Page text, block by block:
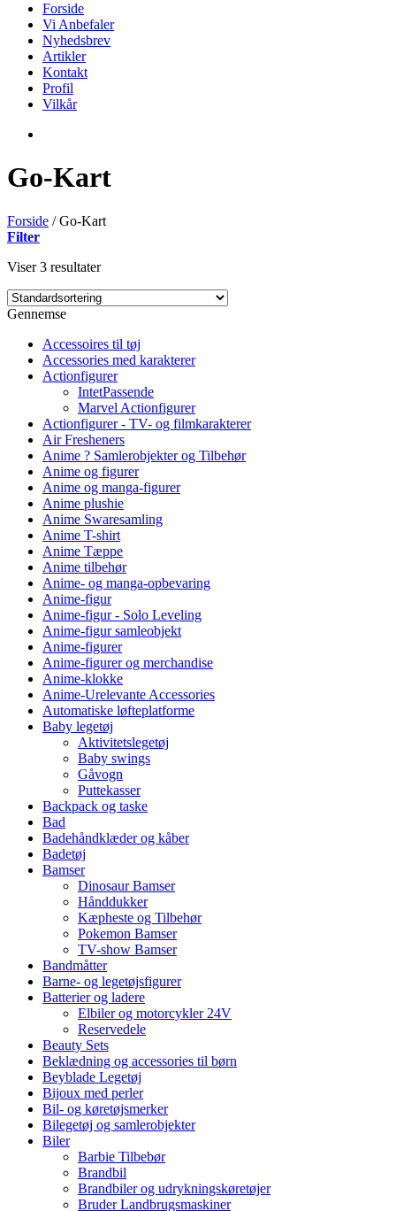
Forside
Vi Anbefaler
Nyhedsbrev
Artikler
Kontakt
Profil
Vilkår
Go-Kart
Forside /Go-Kart
Filter
Viser 3 resultater
Gennemse
Accessoires til tøj
Accessories med karakterer
Actionfigurer
IntetPassende
Marvel Actionfigurer
Actionfigurer - TV- og filmkarakterer
Air Fresheners
Anime ? Samlerobjekter og Tilbehør
Anime og figurer
Anime og manga-figurer
Anime plushie
Anime Swaresamling
Anime T-shirt
Anime Tæppe
Anime tilbehør
Anime- og manga-opbevaring
Anime-figur
Anime-figur - Solo Leveling
Anime-figur samleobjekt
Anime-figurer
Anime-figurer og merchandise
Anime-klokke
Anime-Urelevante Accessories
Automatiske løfteplatforme
Baby legetøj
Aktivitetslegetøj
Baby swings
Gåvogn
Puttekasser
Backpack og taske
Bad
Badehåndklæder og kåber
Badetøj
Bamser
Dinosaur Bamser
Hånddukker
Kæpheste og Tilbehør
Pokemon Bamser
TV-show Bamser
Bandmåtter
Barne- og legetøjsfigurer
Batterier og ladere
Elbiler og motorcykler 24V
Reservedele
Beauty Sets
Beklædning og accessories til børn
Beyblade Legetøj
Bijoux med perler
Bil- og køretøjsmerker
Bilegetøj og samlerobjekter
Biler
Barbie Tilbebør
Brandbil
Brandbiler og udrykningskøretøjer
Bruder Landbrugsmaskiner